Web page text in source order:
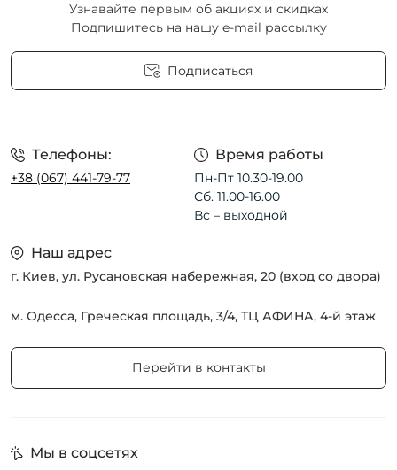
Узнавайте первым об акциях и скидках
Подпишитесь на нашу e-mail рассылку
Подписаться
Пользовательское соглашение
Телефоны:
+38 (067) 441-79-77
Время работы
Пн-Пт 10.30-19.00
Сб. 11.00-16.00
Вс – выходной
Наш адрес
г. Киев, ул. Русановская набережная, 20 (вход со двора)
м. Одесса, Греческая площадь, 3/4, ТЦ АФИНА, 4-й этаж
Перейти в контакты
Мы в соцсетях